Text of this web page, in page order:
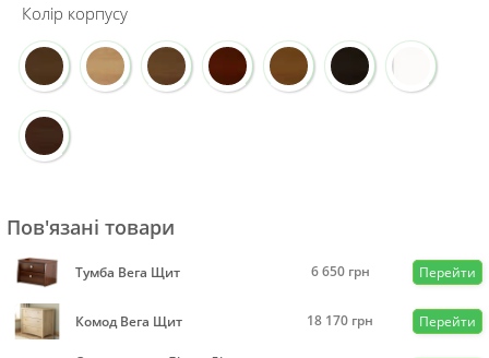
Колір корпусу
Пов'язані товари
Тумба Вега Щит 6 650 грн Перейти
Комод Вега Щит 18 170 грн Перейти